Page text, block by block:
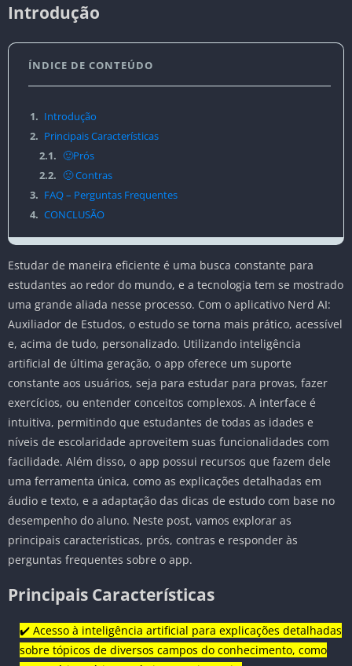
Introdução
ÍNDICE DE CONTEÚDO
1. Introdução
2. Principais Características
2.1. 🙂Prós
2.2. 🙁 Contras
3. FAQ – Perguntas Frequentes
4. CONCLUSÃO
Estudar de maneira eficiente é uma busca constante para
estudantes ao redor do mundo, e a tecnologia tem se mostrado
uma grande aliada nesse processo. Com o aplicativo Nerd AI:
Auxiliador de Estudos, o estudo se torna mais prático, acessível
e, acima de tudo, personalizado. Utilizando inteligência
artificial de última geração, o app oferece um suporte
constante aos usuários, seja para estudar para provas, fazer
exercícios, ou entender conceitos complexos. A interface é
intuitiva, permitindo que estudantes de todas as idades e
níveis de escolaridade aproveitem suas funcionalidades com
facilidade. Além disso, o app possui recursos que fazem dele
uma ferramenta única, como as explicações detalhadas em
áudio e texto, e a adaptação das dicas de estudo com base no
desempenho do aluno. Neste post, vamos explorar as
principais características, prós, contras e responder às
perguntas frequentes sobre o app.
Principais Características
✔️ Acesso à inteligência artificial para explicações detalhadas
sobre tópicos de diversos campos do conhecimento, como